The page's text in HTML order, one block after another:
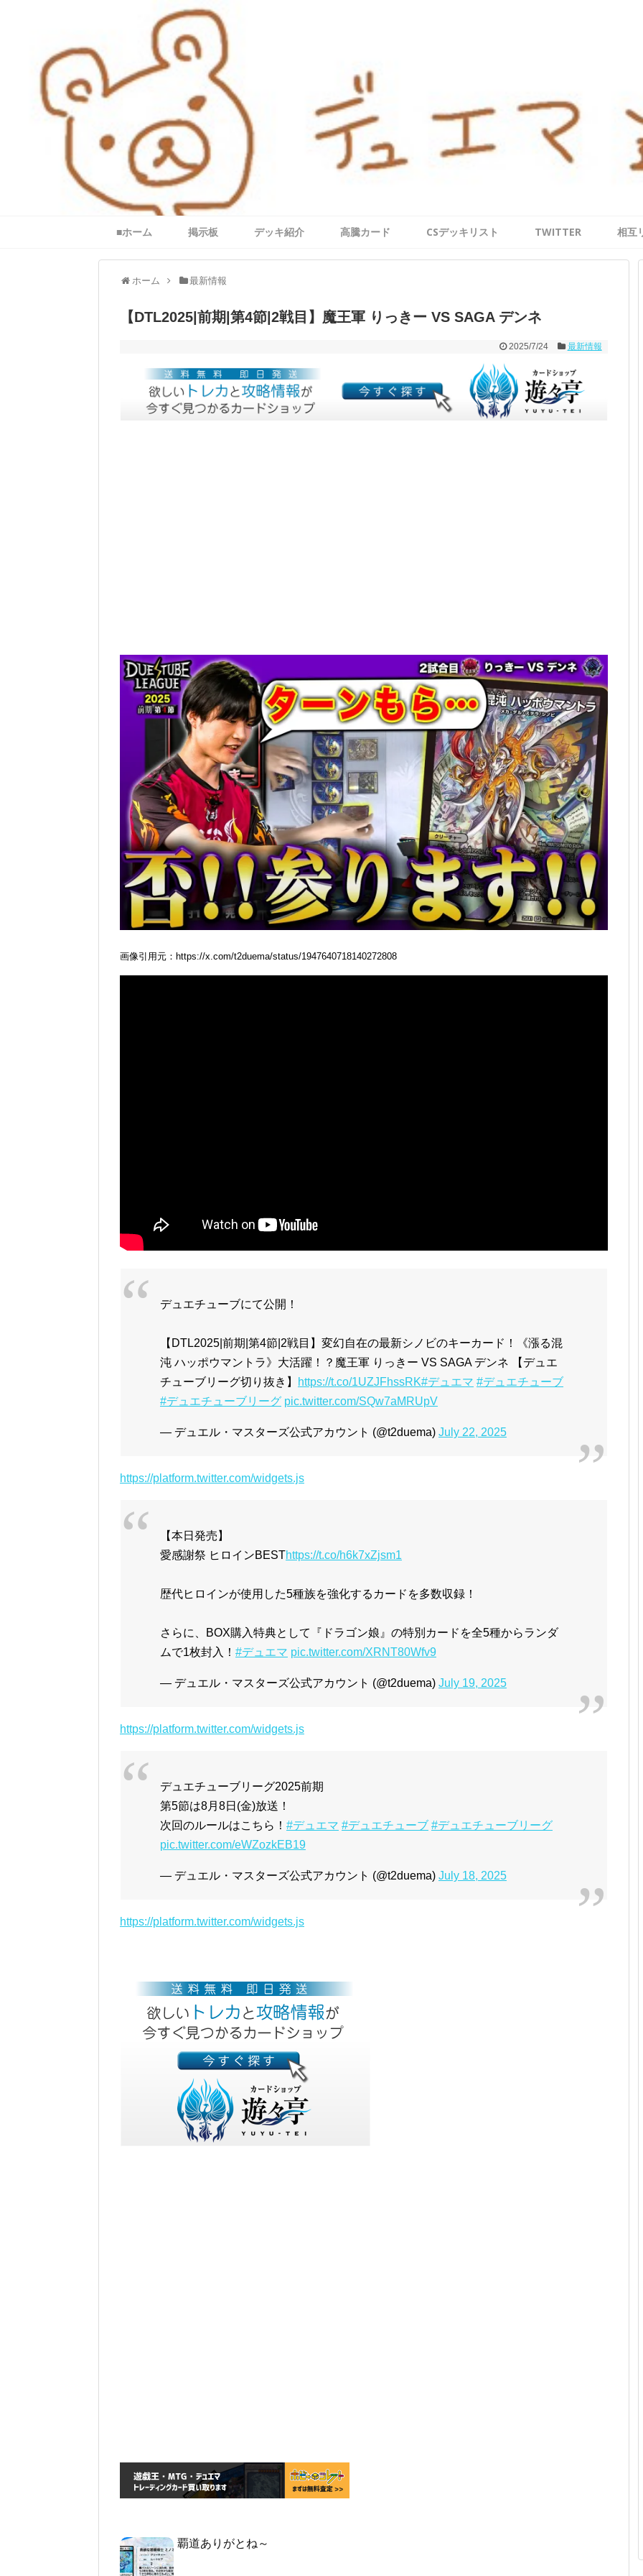
■ホーム 掲示板 デッキ紹介 高騰カード CSデッキリスト TWITTER 相互
ホーム 最新情報
【DTL2025|前期|第4節|2戦目】魔王軍 りっきー VS SAGA デンネ
2025/7/24 最新情報
画像引用元：https://x.com/t2duema/status/1947640718140272808
デュエチューブにて公開！
【DTL2025|前期|第4節|2戦目】変幻自在の最新シノビのキーカード！《漲る混
沌 ハッポウマントラ》大活躍！？魔王軍 りっきー VS SAGA デンネ 【デュエ
チューブリーグ切り抜き】
https://t.co/1UZJFhssRK#デュエマ #デュエチューブ
#デュエチューブリーグ pic.twitter.com/SQw7aMRUpV
— デュエル・マスターズ公式アカウント (@t2duema) July 22, 2025
https://platform.twitter.com/widgets.js
【本日発売】
愛感謝祭 ヒロインBESThttps://t.co/h6k7xZjsm1
歴代ヒロインが使用した5種族を強化するカードを多数収録！
さらに、BOX購入特典として『ドラゴン娘』の特別カードを全5種からランダ
ムで1枚封入！ #デュエマ pic.twitter.com/XRNT80Wfv9
— デュエル・マスターズ公式アカウント (@t2duema) July 19, 2025
https://platform.twitter.com/widgets.js
デュエチューブリーグ2025前期
第5節は8月8日(金)放送！
次回のルールはこちら！ #デュエマ #デュエチューブ #デュエチューブリーグ
pic.twitter.com/eWZozkEB19
— デュエル・マスターズ公式アカウント (@t2duema) July 18, 2025
https://platform.twitter.com/widgets.js
覇道ありがとね～